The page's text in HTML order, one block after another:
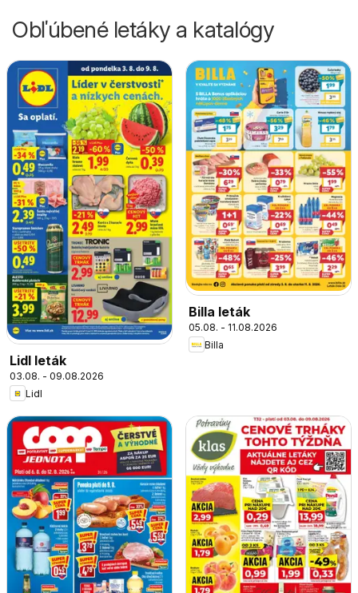
Obľúbené letáky a katalógy
Lidl leták
03.08. - 09.08.2026
Lidl
Billa leták
05.08. - 11.08.2026
Billa